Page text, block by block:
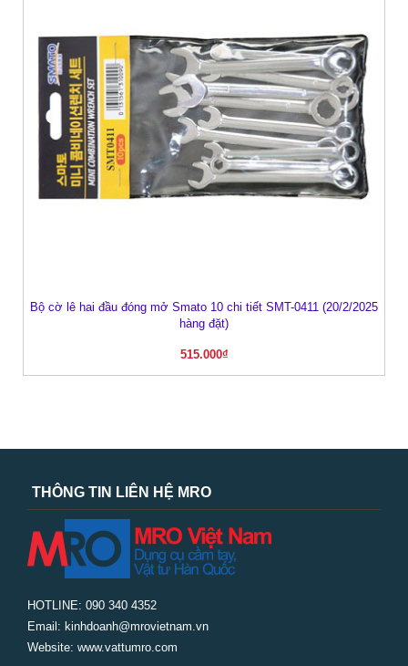
Bộ cờ lê hai đầu đóng mở Smato 10 chi tiết SMT-0411 (20/2/2025
hàng đặt)
515.000₫
THÔNG TIN LIÊN HỆ MRO
HOTLINE: 090 340 4352
Email: kinhdoanh@mrovietnam.vn
Website: www.vattumro.com